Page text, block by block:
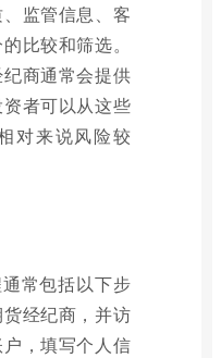
监管信息、客
比较和筛选。
商通常会提供
者可以从这些
对来说风险较
常包括以下步
经纪商，并访
，填写个人信